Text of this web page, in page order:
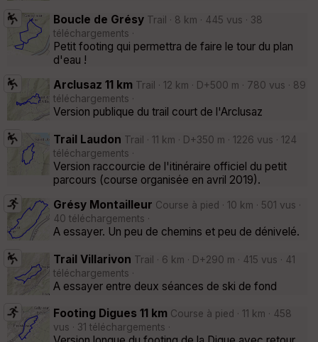
Boucle de Grésy Trail · 8 km · 445 vus · 38
téléchargements ·
Petit footing qui permettra de faire le tour du plan
d'eau !
Arclusaz 11 km Trail · 12 km · D+500 m · 780 vus · 89
téléchargements ·
Version publique du trail court de l'Arclusaz
Trail Laudon Trail · 11 km · D+350 m · 1226 vus · 124
téléchargements ·
Version raccourcie de l'itinéraire officiel du petit
parcours (course organisée en avril 2019).
Grésy Montailleur Course à pied · 10 km · 501 vus ·
40 téléchargements ·
A essayer. Un peu de chemins et peu de dénivelé.
Trail Villarivon Trail · 6 km · D+290 m · 415 vus · 41
téléchargements ·
A essayer entre deux séances de ski de fond
Footing Digues 11 km Course à pied · 11 km · 458
vus · 31 téléchargements ·